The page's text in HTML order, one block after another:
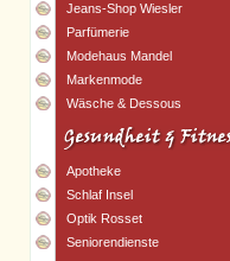
Jeans-Shop Wiesler
Parfümerie
Modehaus Mandel
Markenmode
Wäsche & Dessous
Apotheke
Schlaf Insel
Optik Rosset
Seniorendienste